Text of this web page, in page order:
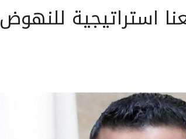
استراتيجية للنهوض